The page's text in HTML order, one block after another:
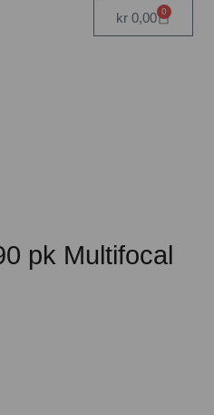
kr0,00 0
pk Multifocal